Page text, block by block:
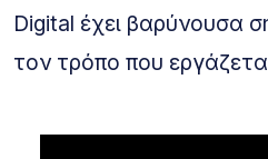
Digital έχει βαρύνουσα
τον τρόπο που